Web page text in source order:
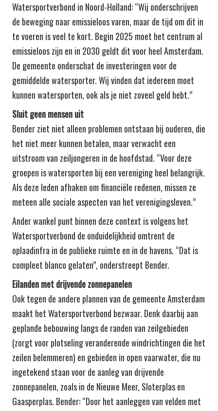
Watersportverbond in Noord-Holland: “Wij onderschrijven
de beweging naar emissieloos varen, maar de tijd om dit in
te voeren is veel te kort. Begin 2025 moet het centrum al
emissieloos zijn en in 2030 geldt dit voor heel Amsterdam.
De gemeente onderschat de investeringen voor de
gemiddelde watersporter. Wij vinden dat iedereen moet
kunnen watersporten, ook als je niet zoveel geld hebt.”
Sluit geen mensen uit
Bender ziet niet alleen problemen ontstaan bij ouderen, die
het niet meer kunnen betalen, maar verwacht een
uitstroom van zeiljongeren in de hoofdstad. “Voor deze
groepen is watersporten bij een vereniging heel belangrijk.
Als deze leden afhaken om financiële redenen, missen ze
meteen alle sociale aspecten van het verenigingsleven.”
Ander wankel punt binnen deze context is volgens het
Watersportverbond de onduidelijkheid omtrent de
oplaadinfra in de publieke ruimte en in de havens. “Dat is
compleet blanco gelaten”, onderstreept Bender.
Eilanden met drijvende zonnepanelen
Ook tegen de andere plannen van de gemeente Amsterdam
maakt het Watersportverbond bezwaar. Denk daarbij aan
geplande bebouwing langs de randen van zeilgebieden
(zorgt voor plotseling veranderende windrichtingen die het
zeilen belemmeren) en gebieden in open vaarwater, die nu
ingetekend staan voor de aanleg van drijvende
zonnepanelen, zoals in de Nieuwe Meer, Sloterplas en
Gaasperplas. Bender: “Door het aanleggen van velden met